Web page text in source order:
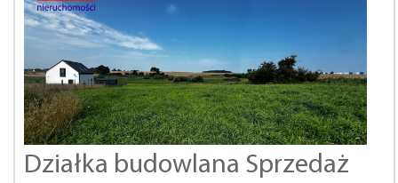
Działka budowlana Sprzedaż